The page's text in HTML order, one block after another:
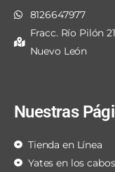
8126647977
Fracc. Río Pilón
Nuevo León
Nuestras
Tienda en Línea
Yates en los cabos